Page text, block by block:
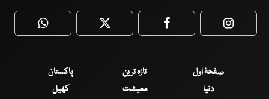
WhatsApp Twitter Facebook
صفحۂ اول تازہ ترین
پاکستان
دنیا
معیشت کھیل